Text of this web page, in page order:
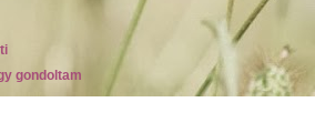
gondoltam